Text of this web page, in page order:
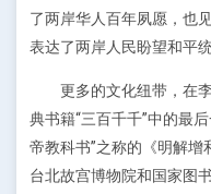
了两岸华人百年夙愿，也
表达了两岸人民盼望和平
更多的文化纽带，在
典书籍“三百千千”中的最
帝教科书”之称的《明解
台北故宫博物院和国家图